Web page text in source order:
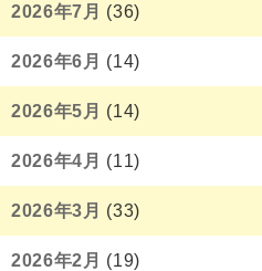
2026年7月 (36)
2026年6月 (14)
2026年5月 (14)
2026年4月 (11)
2026年3月 (33)
2026年2月 (19)